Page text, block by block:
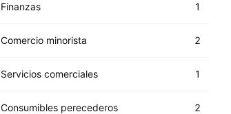
Finanzas 1
Comercio minorista 2
Servicios comerciales 1
Consumibles perecederos 2